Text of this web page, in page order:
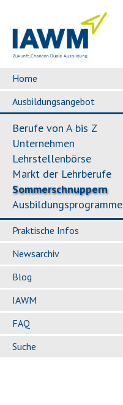
Home
Ausbildungsangebot
Berufe von A bis Z
Unternehmen
Lehrstellenbörse
Markt der Lehrberufe
Sommerschnuppern
Ausbildungsprogramme
Praktische Infos
Newsarchiv
Blog
IAWM
FAQ
Suche